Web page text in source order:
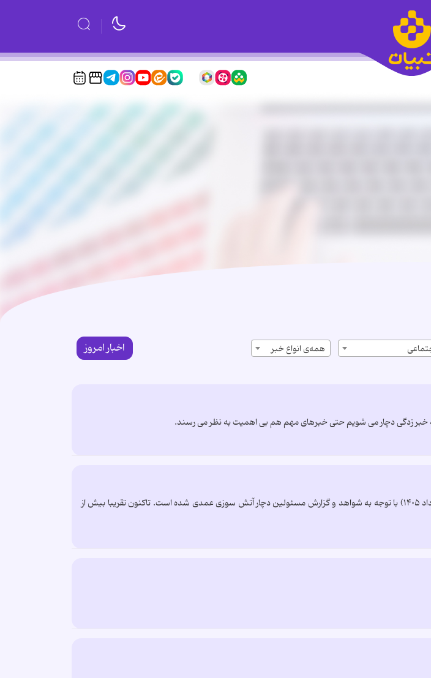
همه‌ی انواع خبر اخبار امروز
خبر زدگی دچار می شویم حتی خبرهای مهم هم بی اهمیت به نظر می رسند.
بخش‌هایی از تالاب بین المللی میانکاله از روز سه شنبه (۱۳ مرداد ۱۴۰۵) با توجه به شواهد و گزارش مسئولین دچار آتش سوزی عمدی شده است. تاکنون تقریبا بیش از